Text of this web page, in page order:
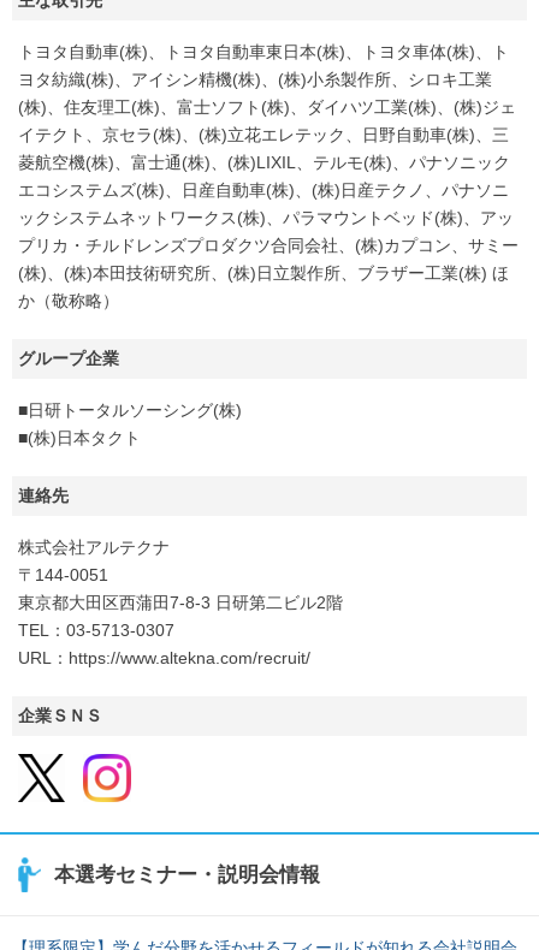
トヨタ自動車(株)、トヨタ自動車東日本(株)、トヨタ車体(株)、ト
ヨタ紡織(株)、アイシン精機(株)、(株)小糸製作所、シロキ工業
(株)、住友理工(株)、富士ソフト(株)、ダイハツ工業(株)、(株)ジェ
イテクト、京セラ(株)、(株)立花エレテック、日野自動車(株)、三
菱航空機(株)、富士通(株)、(株)LIXIL、テルモ(株)、パナソニック
エコシステムズ(株)、日産自動車(株)、(株)日産テクノ、パナソニ
ックシステムネットワークス(株)、パラマウントベッド(株)、アッ
プリカ・チルドレンズプロダクツ合同会社、(株)カプコン、サミー
(株)、(株)本田技術研究所、(株)日立製作所、ブラザー工業(株) ほ
か（敬称略）
グループ企業
■日研トータルソーシング(株)
■(株)日本タクト
連絡先
株式会社アルテクナ
〒144-0051
東京都大田区西蒲田7-8-3 日研第二ビル2階
TEL：03-5713-0307
URL：https://www.altekna.com/recruit/
企業ＳＮＳ
本選考セミナー・説明会情報